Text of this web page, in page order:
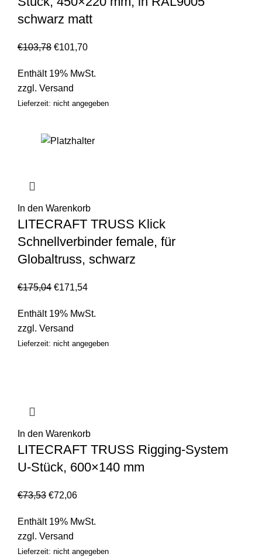
schwarz matt
€103,78 €101,70
Enthält 19% MwSt.
zzgl. Versand
Lieferzeit: nicht angegeben
In den Warenkorb
LITECRAFT TRUSS Klick
Schnellverbinder female, für
Globaltruss, schwarz
€175,04 €171,54
Enthält 19% MwSt.
zzgl. Versand
Lieferzeit: nicht angegeben
In den Warenkorb
LITECRAFT TRUSS Rigging-System
U-Stück, 600×140 mm
€73,53 €72,06
Enthält 19% MwSt.
zzgl. Versand
Lieferzeit: nicht angegeben